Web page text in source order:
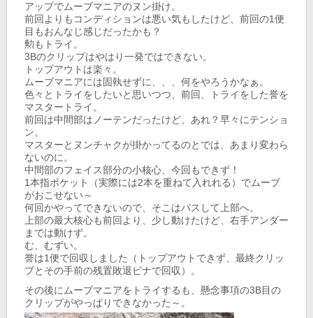
アップでムーブマニアのヌン掛け。
前回よりもコンディションは悪い気もしたけど、前回の1便
目もおんなじ感じだったかも？
勲もトライ。
3Bのクリップはやはり一発ではできない。
トップアウトは楽々。
ムーブマニアには固執せずに、、、何をやろうかなぁ。
色々とトライをしたいと思いつつ、前回、トライをした誉を
マスタートライ。
前回は中間部はノーテンだったけど、あれ？早々にテンショ
ン。
マスターとヌンチャクが掛かってるのとでは、あまり変わら
ないのに。
中間部のフェイス部分の小核心、今回もできず！
1本指ポケット（実際には2本を重ねて入れれる）でムーブ
がおこせない～
何回かやってできないので、そこはパスして上部へ。
上部の最大核心も前回より、少し動けたけど、右手アンダー
までは動けず。
む、むずい。
誉は1便で回収しました（トップアウトできず、最終クリッ
プとその手前の残置敗退ビナで回収）。
その後にムーブマニアをトライするも、懸念事項の3B目の
クリップがやっぱりできなかった～。